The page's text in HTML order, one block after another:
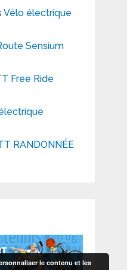
Vélo électrique
Sensium
Free Ride
RANDONNÉE
le contenu et les